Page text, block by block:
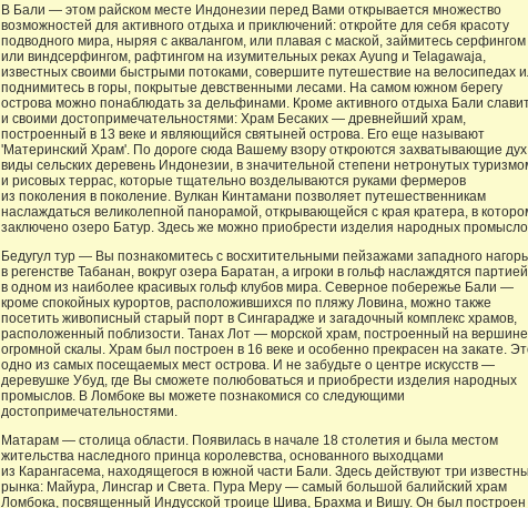
В Бали — этом райском месте Индонезии перед Вами открывается множество
возможностей для активного отдыха и приключений: откройте для себя красоту
подводного мира, ныряя с аквалангом, или плавая с маской, займитесь серфингом
или виндсерфингом, рафтингом на изумительных реках Ayung и Telagawaja,
известных своими быстрыми потоками, совершите путешествие на велосипедах
поднимитесь в горы, покрытые девственными лесами. На самом южном берегу
острова можно понаблюдать за дельфинами. Кроме активного отдыха Бали
и своими достопримечательностями: Храм Бесаких — древнейший храм,
построенный в 13 веке и являющийся святыней острова. Его еще называют
'Материнский Храм'. По дороге сюда Вашему взору откроются захватывающие дух
виды сельских деревень Индонезии, в значительной степени нетронутых
и рисовых террас, которые тщательно возделываются руками фермеров
из поколения в поколение. Вулкан Кинтамани позволяет путешественникам
наслаждаться великолепной панорамой, открывающейся с края кратера, в
заключено озеро Батур. Здесь же можно приобрести изделия народных
Бедугул тур — Вы познакомитесь с восхитительными пейзажами западного
в регенстве Табанан, вокруг озера Баратан, а игроки в гольф наслаждятся партией
в одном из наиболее красивых гольф клубов мира. Северное побережье Бали —
кроме спокойных курортов, расположившихся по пляжу Ловина, можно также
посетить живописный старый порт в Сингарадже и загадочный комплекс храмов,
расположенный поблизости. Танах Лот — морской храм, построенный на вершине
огромной скалы. Храм был построен в 16 веке и особенно прекрасен на закате.
одно из самых посещаемых мест острова. И не забудьте о центре искусств —
деревушке Убуд, где Вы сможете полюбоваться и приобрести изделия народных
промыслов. В Ломбоке вы можете познакомися со следующими
достопримечательностями.
Матарам — столица области. Появилась в начале 18 столетия и была местом
жительства наследного принца королевства, основанного выходцами
из Карангасема, находящегося в южной части Бали. Здесь действуют три
рынка: Майура, Линсгар и Света. Пура Меру — самый большой балийский храм
Ломбока, посвященный Индусской троице Шива, Брахма и Вишу. Он был построен